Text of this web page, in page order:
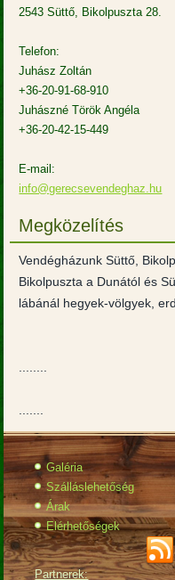
2543 Süttő, Bikolpuszta 28.
Telefon:
Juhász Zoltán
+36-20-91-68-910
Juhászné Török Angéla
+36-20-42-15-449
E-mail:
info@gerecsevendeghaz.hu
Megközelítés
Vendégházunk Süttő,
Bikolpuszta a Dunától és
lábánál hegyek-völgyek,
Galéria
Szálláslehetőség
Árak
Elérhetőségek
Partnerek: